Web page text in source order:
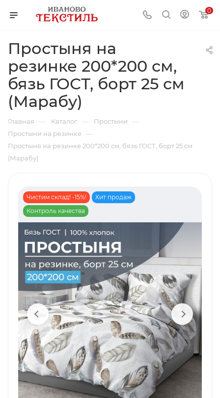
0
Простыня на
резинке 200*200 см,
бязь ГОСТ, борт 25 см
(Марабу)
Главная — Каталог — Простыни —
Простыни на резинке —
Простыня на резинке 200*200 см, бязь ГОСТ, борт 25 см
(Марабу)
Чистим склад! -15%!
Хит продаж
Контроль качества